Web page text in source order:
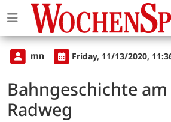
mn Friday, 11/13/2020,
Bahngeschichte
Radweg